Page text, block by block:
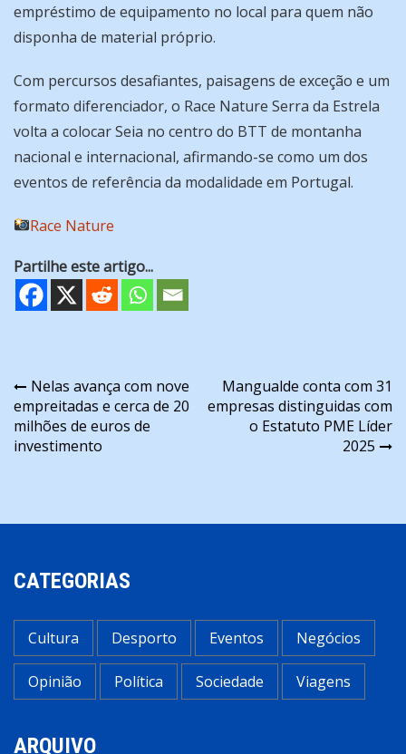
empréstimo de equipamento no local para quem não
disponha de material próprio.
Com percursos desafiantes, paisagens de exceção e um
formato diferenciador, o Race Nature Serra da Estrela
volta a colocar Seia no centro do BTT de montanha
nacional e internacional, afirmando-se como um dos
eventos de referência da modalidade em Portugal.
Race Nature
Partilhe este artigo...
Navegação
de
artigos
Nelas avança com nove
empreitadas e cerca de 20
milhões de euros de
investimento
Mangualde conta com 31
empresas distinguidas com
o Estatuto PME Líder
2025
CATEGORIAS
Cultura Desporto Eventos Negócios
Opinião Política Sociedade Viagens
ARQUIVO